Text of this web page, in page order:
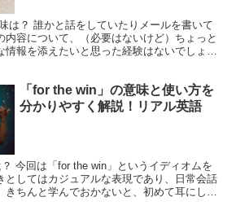
は？ 誰かと話をしていたりメールを書いて
内容について、（必要はないけど）ちょっと
情報を添えたいと思った経験はないでしょう
「for the win」の意味と使い方を
分かりやすく解説！リアル英語
？ 今回は「for the win」というイディオムを
としてはカジュアルな表現であり、日常会話
きちんと学んでおかないと、初めて耳にした